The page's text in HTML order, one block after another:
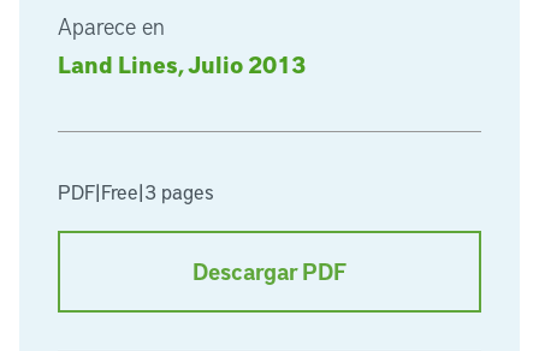
Aparece en
Land Lines, Julio 2013
PDF|Free|3 pages
Descargar PDF